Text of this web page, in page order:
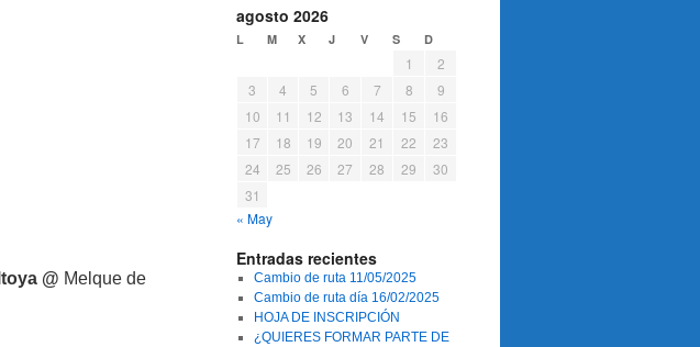
@ Melque de
agosto 2026
L M X J V S D
1
2
3
4 5 6 7 8
9
10
11 12 13 14 15
16
17
18 19 20 21 22
23
24
25 26 27 28 29
30
31
« May
Entradas recientes
Cambio de ruta 11/05/2025
Cambio de ruta día 16/02/2025
HOJA DE INSCRIPCIÓN
¿QUIERES FORMAR PARTE DE